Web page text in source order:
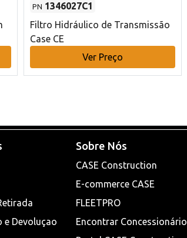
PN 1346027C1
Filtro Hidráulico de Transmissão
Case CE
Ver Preço
e Devoluçao
Sobre Nós
CASE Construction
E-commerce CASE
FLEETPRO
Encontrar Concessionário